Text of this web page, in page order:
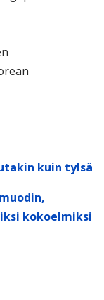
kuin tylsä
kokoelmiksi